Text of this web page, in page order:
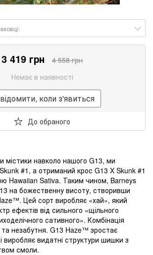
3 419 грн
4 558 грн
Немає в наявності
коли з'явиться
До обраного
містики навколо нашого G13, ми
#1, а отриманий крос G13 X Skunk #1
Hawaiian Sativa. Таким чином, Barneys
на божественну висоту, створивши
Цей сорт виробляє «хай», який
ефектів від сильного «щільного
сативного». Комбінація
незабутня. G13 Haze™ зростає
виробляє видатні структури шишки з
смоли.